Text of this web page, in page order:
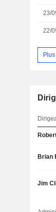
23/
22/
Brian
Jim